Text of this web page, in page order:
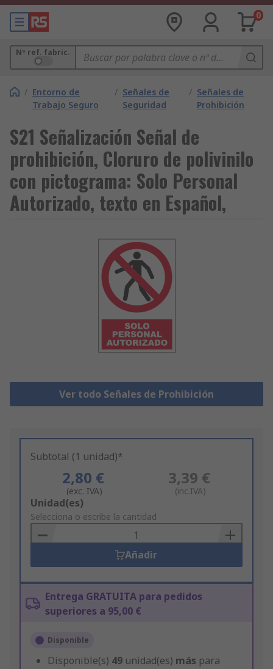
0
Nº ref. fabric.
/ Entorno de
Trabajo Seguro
/ Señales de
Seguridad
/ Señales de
Prohibición
S21 Señalización Señal de
prohibición, Cloruro de polivinilo
con pictograma: Solo Personal
Autorizado, texto en Español,
Ver todo Señales de Prohibición
Subtotal (1 unidad)*
2,80 €
(exc. IVA)
3,39 €
(inc.IVA)
Add
to
Basket
Unidad(es)
Selecciona o escribe la cantidad
Añadir
Entrega GRATUITA para pedidos
superiores a 95,00 €
Disponible
Disponible(s) 49 unidad(es) más para